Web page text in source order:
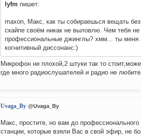
lyfm пишет:
maxon, Макс, как ты собираешься вещать
скайпе своём никак не выловлю. Чем тебя
профессиональные джинглы? хмм... ты меня
когнитивный диссонанс:)
Микрофон не плохой,2 штуки так то
где много радиослушателей и радио не
Uvaga_By @Uvaga_By
Макс, простите, но вам до
станции, которые взяли Вас в свой эфир, не